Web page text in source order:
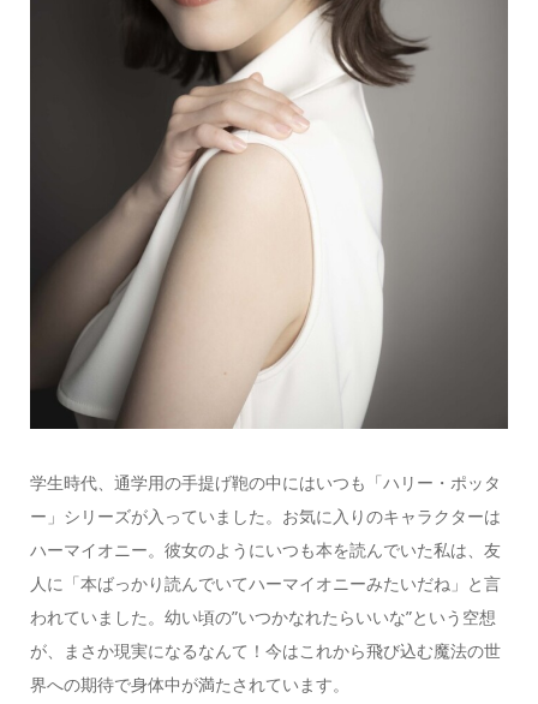
学生時代、通学用の手提げ鞄の中にはいつも「ハリー・ポッタ
ー」シリーズが入っていました。お気に入りのキャラクターは
ハーマイオニー。彼女のようにいつも本を読んでいた私は、友
人に「本ばっかり読んでいてハーマイオニーみたいだね」と言
われていました。幼い頃の”いつかなれたらいいな”という空想
が、まさか現実になるなんて！今はこれから飛び込む魔法の世
界への期待で身体中が満たされています。